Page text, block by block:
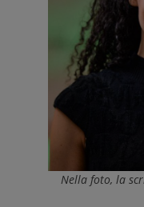
Nella foto, la